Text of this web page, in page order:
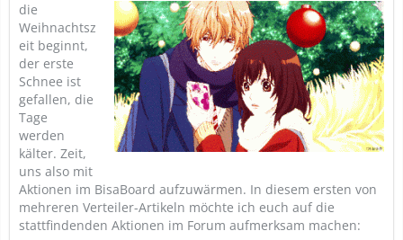
die
Weihnachtsz
eit beginnt,
der erste
Schnee ist
gefallen, die
Tage
werden
kälter. Zeit,
uns also mit
Aktionen im BisaBoard aufzuwärmen. In diesem ersten von
mehreren Verteiler-Artikeln möchte ich euch auf die
stattfindenden Aktionen im Forum aufmerksam machen: